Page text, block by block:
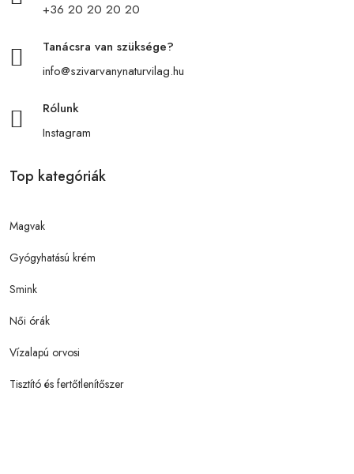
+36 20 20 20 20
Tanácsra van szüksége?
info@szivarvanynaturvilag.hu
Rólunk
Instagram
Top kategóriák
Magvak
Gyógyhatású krém
Smink
Női órák
Vízalapú orvosi
Tisztító és fertőtlenítőszer